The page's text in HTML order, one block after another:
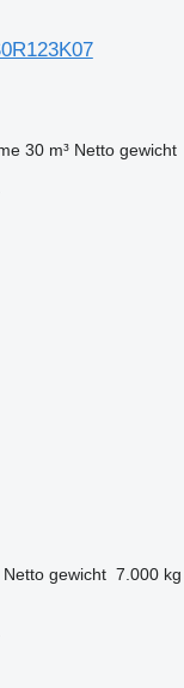
30 m³ Netto gewicht
Netto gewicht 7.000 kg